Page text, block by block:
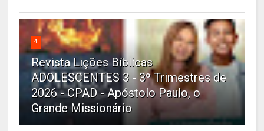
4
Revista Lições Bíblicas
ADOLESCENTES 3 - 3º Trimestres de
2026 - CPAD - Apóstolo Paulo, o
Grande Missionário